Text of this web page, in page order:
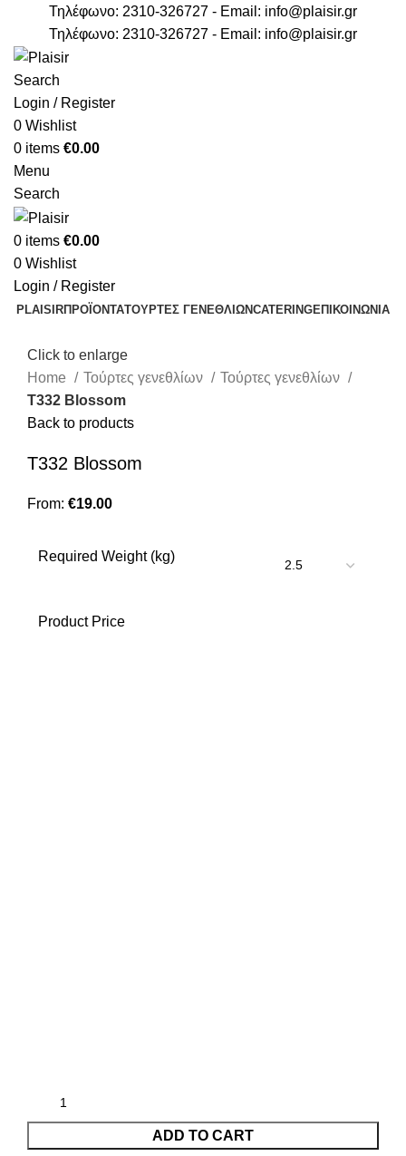
Τηλέφωνο: 2310-326727 - Email: info@plaisir.gr
Τηλέφωνο: 2310-326727 - Email: info@plaisir.gr
Search
Login / Register
0 Wishlist
0 items €0.00
Menu
Search
0 items €0.00
0 Wishlist
Login / Register
PLAISIRΠΡΟΪΟΝΤΑΤΟΥΡΤΕΣ ΓΕΝΕΘΛΙΩΝCATERINGΕΠΙΚΟΙΝΩΝΙΑ
Click to enlarge
Home
Τούρτες γενεθλίων
Τούρτες γενεθλίων
T332 Blossom
Back to products
T332 Blossom
From: €19.00
Required Weight (kg)
Product Price
ADD TO CART